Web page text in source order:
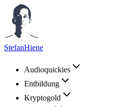
StefanHiene
Audioquickies
Entbildung
Kryptogold